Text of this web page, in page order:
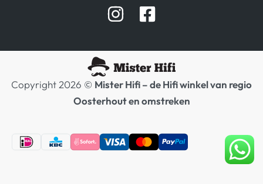
Hifi winkel Raamsdonksveer
Copyright 2026 © Mister Hifi – de Hifi winkel van regio
Oosterhout en omstreken